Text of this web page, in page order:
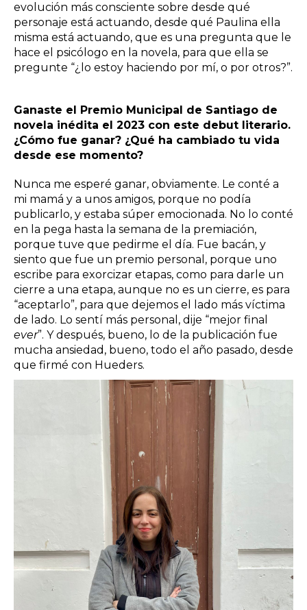
evolución más consciente sobre desde qué
personaje está actuando, desde qué Paulina ella
misma está actuando, que es una pregunta que le
hace el psicólogo en la novela, para que ella se
pregunte “¿lo estoy haciendo por mí, o por otros?”.
Ganaste el Premio Municipal de Santiago de
novela inédita el 2023 con este debut literario.
¿Cómo fue ganar? ¿Qué ha cambiado tu vida
desde ese momento?
Nunca me esperé ganar, obviamente. Le conté a
mi mamá y a unos amigos, porque no podía
publicarlo, y estaba súper emocionada. No lo conté
en la pega hasta la semana de la premiación,
porque tuve que pedirme el día. Fue bacán, y
siento que fue un premio personal, porque uno
escribe para exorcizar etapas, como para darle un
cierre a una etapa, aunque no es un cierre, es para
“aceptarlo”, para que dejemos el lado más víctima
de lado. Lo sentí más personal, dije “mejor final
ever”. Y después, bueno, lo de la publicación fue
mucha ansiedad, bueno, todo el año pasado, desde
que firmé con Hueders.